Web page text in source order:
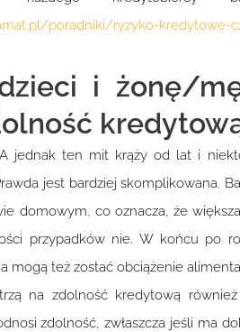
poradniki/ryzyko-kredytowe-
i żonę/
jednak ten mit krąży od lat i
jest bardziej skomplikowana.
domowym, co oznacza, że
przypadków nie. W końcu po
mogą też zostać obciążenie
na zdolność kredytową
zdolność, zwłaszcza jeśli ma